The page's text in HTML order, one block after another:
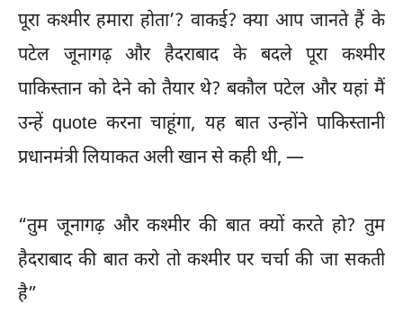
पूरा कश्मीर हमारा होता’? वाकई? क्या आप जानते हैं के
पटेल जूनागढ़ और हैदराबाद के बदले पूरा कश्मीर
पाकिस्तान को देने को तैयार थे? बकौल पटेल और यहां मैं
उन्हें quote करना चाहूंगा, यह बात उन्होंने पाकिस्तानी
प्रधानमंत्री लियाकत अली खान से कही थी, —
“तुम जूनागढ़ और कश्मीर की बात क्यों करते हो? तुम
हैदराबाद की बात करो तो कश्मीर पर चर्चा की जा सकती
है”